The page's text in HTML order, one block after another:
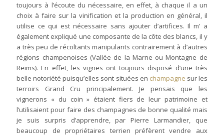
toujours à l’écoute du nécessaire, en effet, à chaque il a un
choix à faire sur la vinification et la production en général, il
utilise ce qui est nécessaire sans ajouter d’artifices. Il m’ a
également expliqué une composante de la côte des blancs, il y
a très peu de récoltants manipulants contrairement à d’autres
régions champenoises (Vallée de la Marne ou Montagne de
Reims). En effet, les vignes ont toujours disposé d’une très
belle notoriété puisqu’elles sont situées en champagne sur les
terroirs Grand Cru principalement. Je pensais que les
vignerons « du coin » étaient fiers de leur patrimoine et
l’utilisaient pour faire des champagnes de bonne qualité mais
je suis surpris d’apprendre, par Pierre Larmandier, que
beaucoup de propriétaires terrien préfèrent vendre aux